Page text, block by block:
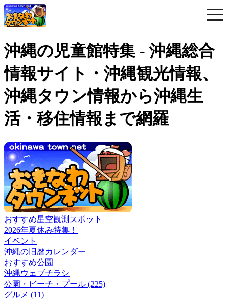
沖縄の児童館特集 - 沖縄総合
情報サイト・沖縄観光情報、
沖縄タウン情報から沖縄生
活・移住情報まで網羅
おすすめ星空観測スポット
2026年夏休み特集！
イベント
沖縄の旧暦カレンダー
おすすめ公園
沖縄ウェブチラシ
公園・ビーチ・プール (225)
グルメ (11)